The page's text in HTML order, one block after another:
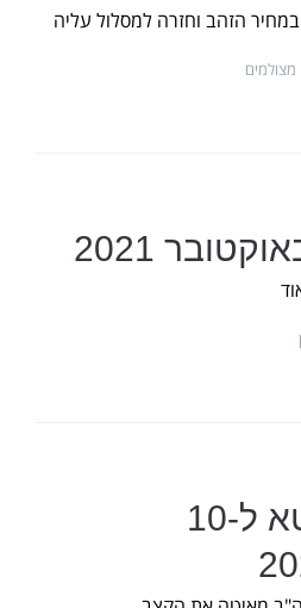
במחיר הזהב וחזרה למסלול עליה
מצולמים
תחזית של תטא ל-10